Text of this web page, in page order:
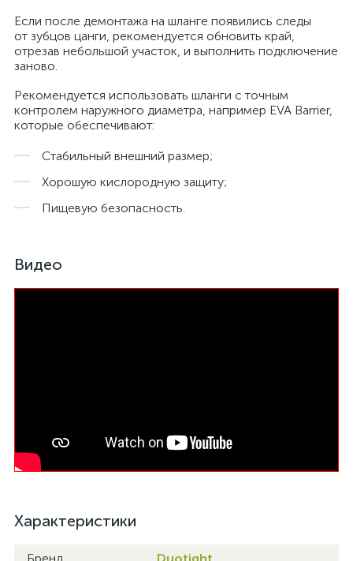
Если после демонтажа на шланге появились следы
от зубцов цанги, рекомендуется обновить край,
отрезав небольшой участок, и выполнить подключение
заново.
Рекомендуется использовать шланги с точным
контролем наружного диаметра, например EVA Barrier,
которые обеспечивают:
Стабильный внешний размер;
Хорошую кислородную защиту;
Пищевую безопасность.
Видео
Характеристики
Бренд Duotight